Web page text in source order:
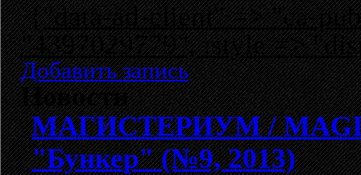
{"data-ad-client" => "ca-
"4397029779", :style =>
Добавить запись
Новости
МАГИСТЕРИУМ /
"Бункер" (№9, 2013)